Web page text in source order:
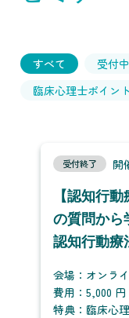
すべて 受付中
臨床心理士ポイント
受付終了 開
【認知行
の質問から
認知行動療
会場：オンラ
費用：5,000
特典：臨床心